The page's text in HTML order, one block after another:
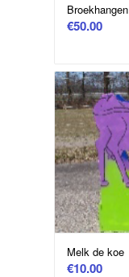
Broekhangen
€50.00
Melk de koe
€10.00